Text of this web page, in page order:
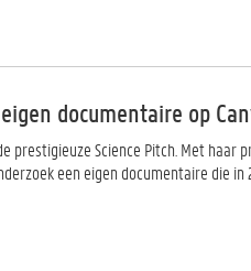
documentaire op
prestigieuze Science Pitch. Met haar
een eigen documentaire die in